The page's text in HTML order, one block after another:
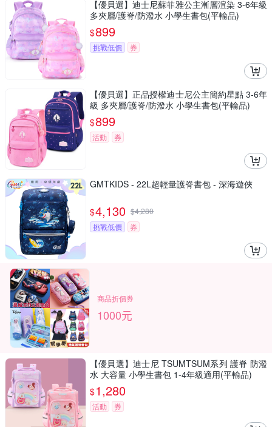
【優貝選】迪士尼蘇菲雅公主漸層渲染 3-6年級
多夾層/護脊/防潑水 小學生書包(平輸品)
$899
挑戰低價 券
【優貝選】正品授權迪士尼公主簡約星點 3-6年
級 多夾層/護脊/防潑水 小學生書包(平輸品)
$899
活動 券
GMTKIDS - 22L超輕量護脊書包 - 深海遊俠
$4,130 $4,280
挑戰低價
券
商品折價券
1000元
【優貝選】迪士尼 TSUMTSUM系列 護脊 防潑
水 大容量 小學生書包 1-4年級適用(平輸品)
$1,280
活動 券